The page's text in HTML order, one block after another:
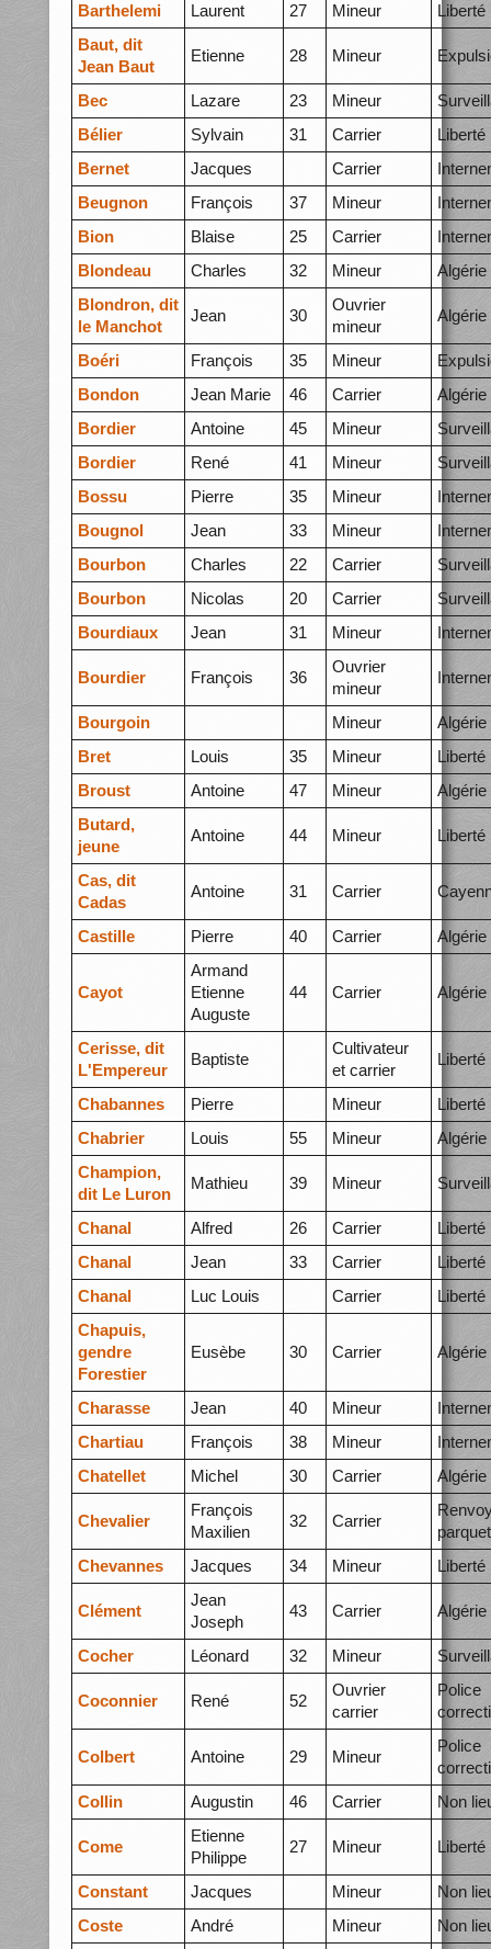
Barthelemi
Laurent 27 Mineur
Liberté
Baut, dit
Jean Baut
Etienne 28 Mineur
Bec Lazare 23 Mineur
Bélier
Sylvain 31 Carrier
Liberté
Bernet
Jacques Carrier
Beugnon
François 37 Mineur
Bion
Blaise 25 Carrier
Blondeau
Charles 32 Mineur
Algérie
Blondron, dit
le Manchot
Jean 30
Ouvrier
mineur
Boéri François 35 Mineur
Bondon
Jean Marie 46 Carrier
Algérie
Bordier
Antoine 45 Mineur
Bordier
René 41 Mineur
Bossu
Pierre 35 Mineur
Bougnol
Jean 33 Mineur
Bourbon
Charles 22 Carrier
Bourbon
Nicolas 20 Carrier
Bourdiaux
Jean 31 Mineur
Bourdier François 36
Ouvrier
mineur
Bourgoin Mineur
Algérie
Bret
Louis 35 Mineur
Liberté
Broust
Antoine 47 Mineur
Algérie
Butard,
jeune
Antoine 44 Mineur Liberté
Cas, dit
Cadas
Antoine 31 Carrier
Castille Pierre 40 Carrier
Cayot
Armand
Etienne
Auguste
44 Carrier
Cerisse, dit
L'Empereur
Baptiste
Cultivateur
et carrier
Liberté
Chabannes Pierre Mineur
Liberté
Chabrier
Louis 55 Mineur
Champion,
dit Le Luron
Mathieu 39 Mineur
Chanal Alfred 26 Carrier
Liberté
Chanal
Jean 33 Carrier
Liberté
Chanal
Luc Louis Carrier
Liberté
Chapuis,
gendre
Forestier
Eusèbe 30 Carrier
Charasse Jean 40 Mineur
Chartiau
François 38 Mineur
Chatellet
Michel 30 Carrier
Chevalier
François
Maxilien
32 Carrier
parquet
Chevannes
Jacques 34 Mineur Liberté
Clément
Jean
Joseph
43 Carrier
Cocher Léonard 32 Mineur
Coconnier René 52
Ouvrier
carrier
Police
Colbert Antoine 29 Mineur
Police
Collin
Augustin 46 Carrier Non
Come
Etienne
Philippe
27 Mineur Liberté
Constant Jacques Mineur
Non
Coste
André Mineur Non